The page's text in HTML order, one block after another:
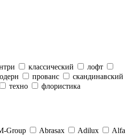
классический
лофт
прованс
скандинавский
техно
флористика
Group Abrasax Adilux
Alfa